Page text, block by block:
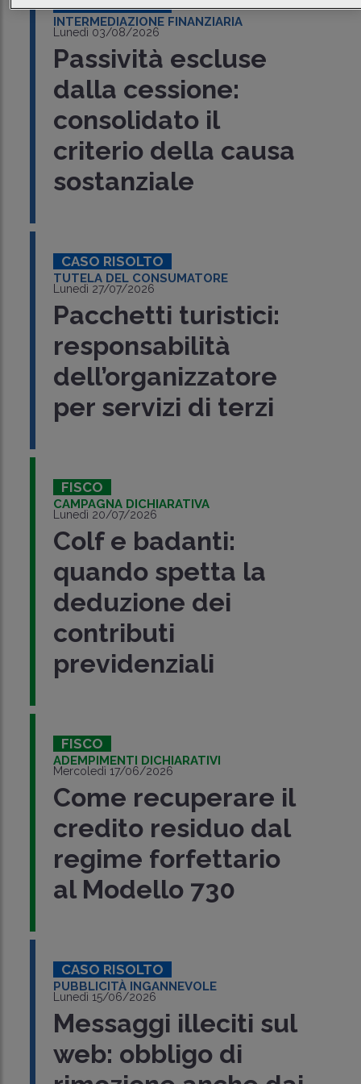
CASO RISOLTO
INTERMEDIAZIONE FINANZIARIA
Lunedì 03/08/2026
Passività escluse
dalla cessione:
consolidato il
criterio della causa
sostanziale
CASO RISOLTO
TUTELA DEL CONSUMATORE
Lunedì 27/07/2026
Pacchetti turistici:
responsabilità
dell’organizzatore
per servizi di terzi
FISCO
CAMPAGNA DICHIARATIVA
Lunedì 20/07/2026
Colf e badanti:
quando spetta la
deduzione dei
contributi
previdenziali
FISCO
ADEMPIMENTI DICHIARATIVI
Mercoledì 17/06/2026
Come recuperare il
credito residuo dal
regime forfettario
al Modello 730
CASO RISOLTO
PUBBLICITÀ INGANNEVOLE
Lunedì 15/06/2026
Messaggi illeciti sul
web: obbligo di